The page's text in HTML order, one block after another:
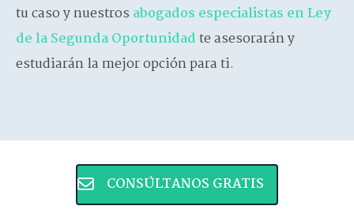
tu caso y nuestros abogados especialistas en Ley
de la Segunda Oportunidadte asesorarán y
estudiarán la mejor opción para ti.
CONSÚLTANOS GRATIS